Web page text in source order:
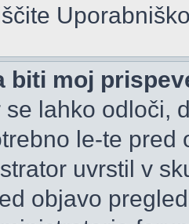
biti moj
lahko odloči,
le-te
uvrstil v
objavo